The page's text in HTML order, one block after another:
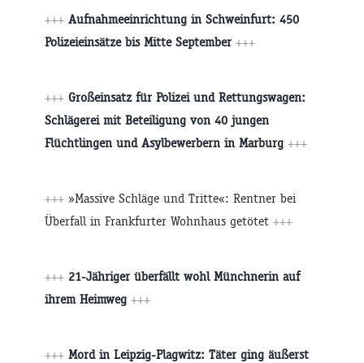
+++ Aufnahmeeinrichtung in Schweinfurt: 450
Polizeieinsätze bis Mitte September +++
+++ Großeinsatz für Polizei und Rettungswagen:
Schlägerei mit Beteiligung von 40 jungen
Flüchtlingen und Asylbewerbern in Marburg +++
+++ »Massive Schläge und Tritte«: Rentner bei
Überfall in Frankfurter Wohnhaus getötet +++
+++ 21-Jähriger überfällt wohl Münchnerin auf
ihrem Heimweg +++
+++ Mord in Leipzig-Plagwitz: Täter ging äußerst